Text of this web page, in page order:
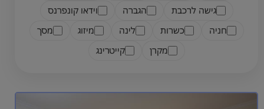
גישה לרכבת
הגברה
וידאו קונפרנס
חניה
כשרות לינה מיזוג
מסך
מקרן
קייטרינג